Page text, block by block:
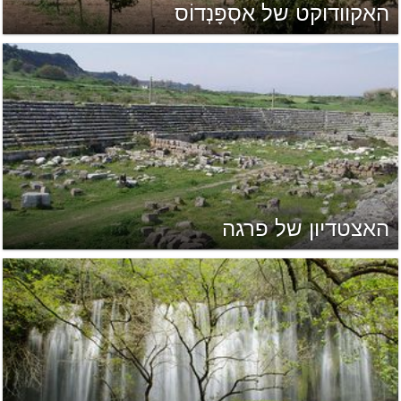
האקוודוקט של אסְפָּנְדוֹס
האצטדיון של פרגה